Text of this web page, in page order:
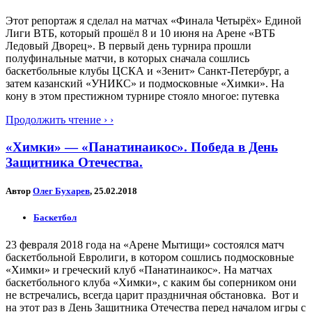
Этот репортаж я сделал на матчах «Финала Четырёх» Единой
Лиги ВТБ, который прошёл 8 и 10 июня на Арене «ВТБ
Ледовый Дворец». В первый день турнира прошли
полуфинальные матчи, в которых сначала сошлись
баскетбольные клубы ЦСКА и «Зенит» Санкт-Петербург, а
затем казанский «УНИКС» и подмосковные «Химки». На
кону в этом престижном турнире стояло многое: путевка
Продолжить чтение › ›
«Химки» — «Панатинаикос». Победа в День
Защитника Отечества.
Автор Олег Бухарев, 25.02.2018
Баскетбол
23 февраля 2018 года на «Арене Мытищи» состоялся матч
баскетбольной Евролиги, в котором сошлись подмосковные
«Химки» и греческий клуб «Панатинаикос». На матчах
баскетбольного клуба «Химки», с каким бы соперником они
не встречались, всегда царит праздничная обстановка. Вот и
на этот раз в День Защитника Отечества перед началом игры с